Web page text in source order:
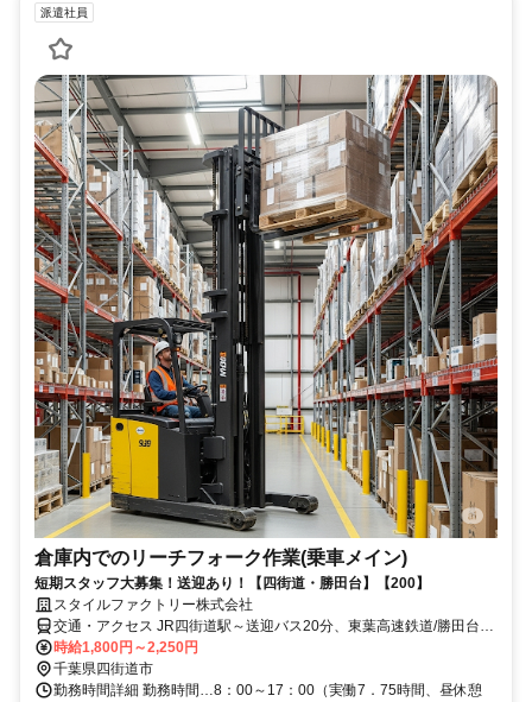
派遣社員
倉庫内でのリーチフォーク作業(乗車メイン)
短期スタッフ大募集！送迎あり！【四街道・勝田台】【200】
スタイルファクトリー株式会社
交通・アクセス JR四街道駅～送迎バス20分、東葉高速鉄道/勝田台駅
～送迎バス45分
時給1,800円～2,250円
千葉県四街道市
勤務時間詳細 勤務時間…8：00～17：00（実働7．75時間、昼休憩